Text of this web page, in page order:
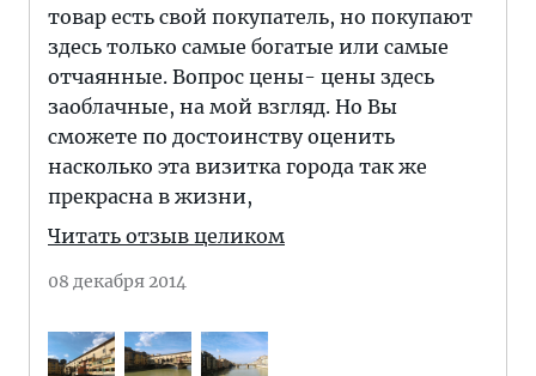
товар есть свой покупатель, но покупают
здесь только самые богатые или самые
отчаянные. Вопрос цены- цены здесь
заоблачные, на мой взгляд. Но Вы
сможете по достоинству оценить
насколько эта визитка города так же
прекрасна в жизни,
Читать отзыв целиком
08 декабря 2014